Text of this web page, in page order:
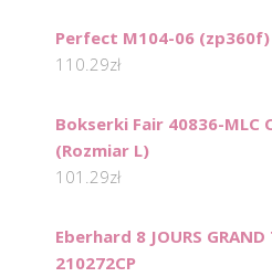
Perfect M104-06 (zp360f)
110.29zł
Bokserki Fair 40836-MLC
(Rozmiar L)
101.29zł
Eberhard 8 JOURS GRAND
210272CP